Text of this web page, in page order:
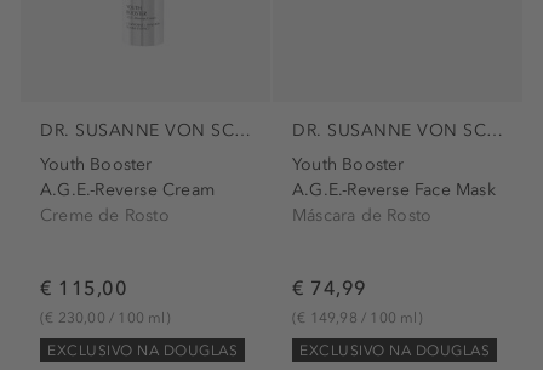
DR. SUSANNE VON SCHMIEDEBERG
Youth Booster
A.G.E.-Reverse Cream
Creme de Rosto
€ 115,00
(€ 230,00 / 100 ml)
EXCLUSIVO NA DOUGLAS
DR. SUSANNE VON SCHMIEDEBERG
Youth Booster
A.G.E.-Reverse Face Mask
Máscara de Rosto
€ 74,99
(€ 149,98 / 100 ml)
EXCLUSIVO NA DOUGLAS